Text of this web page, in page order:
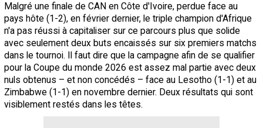
Malgré une finale de CAN en Côte d'Ivoire, perdue face au
pays hôte (1-2), en février dernier, le triple champion d'Afrique
n'a pas réussi à capitaliser sur ce parcours plus que solide
avec seulement deux buts encaissés sur six premiers matchs
dans le tournoi. Il faut dire que la campagne afin de se qualifier
pour la Coupe du monde 2026 est assez mal partie avec deux
nuls obtenus – et non concédés – face au Lesotho (1-1) et au
Zimbabwe (1-1) en novembre dernier. Deux résultats qui sont
visiblement restés dans les têtes.